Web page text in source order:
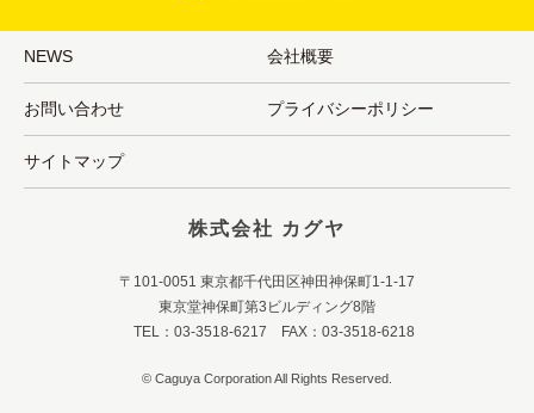
NEWS 会社概要
お問い合わせ プライバシーポリシー
サイトマップ
株式会社 カグヤ
〒101-0051 東京都千代田区神田神保町1-1-17
東京堂神保町第3ビルディング8階
TEL：03-3518-6217 FAX：03-3518-6218
© Caguya Corporation All Rights Reserved.